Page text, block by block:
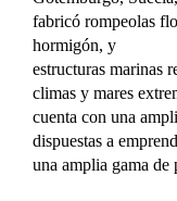
fabricó rompeolas
hormigón, y
estructuras marinas
climas y mares
cuenta con una
dispuestas a
una amplia gama de